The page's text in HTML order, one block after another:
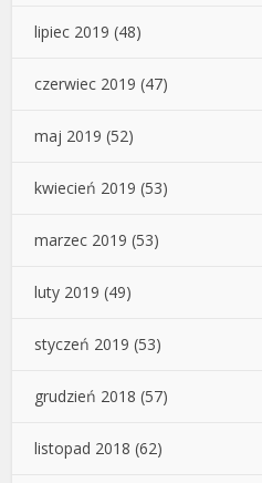
lipiec 2019 (48)
czerwiec 2019 (47)
maj 2019 (52)
kwiecień 2019 (53)
marzec 2019 (53)
luty 2019 (49)
styczeń 2019 (53)
grudzień 2018 (57)
listopad 2018 (62)